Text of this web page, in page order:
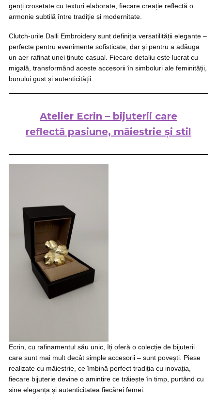
genți croșetate cu texturi elaborate, fiecare creație reflectă o
armonie subtilă între tradiție și modernitate.
Clutch-urile Dalli Embroidery sunt definiția versatilității elegante –
perfecte pentru evenimente sofisticate, dar și pentru a adăuga
un aer rafinat unei ținute casual. Fiecare detaliu este lucrat cu
migală, transformând aceste accesorii în simboluri ale feminității,
bunului gust și autenticității.
Atelier Ecrin – bijuterii care
reflectă pasiune, măiestrie și stil
Ecrin, cu rafinamentul său unic, îți oferă o colecție de bijuterii
care sunt mai mult decât simple accesorii – sunt povești. Piese
realizate cu măiestrie, ce îmbină perfect tradiția cu inovația,
fiecare bijuterie devine o amintire ce trăiește în timp, purtând cu
sine eleganța și autenticitatea fiecărei femei.